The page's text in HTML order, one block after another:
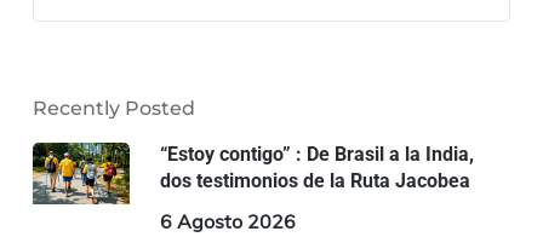
Recently Posted
“Estoy contigo” : De Brasil a la India,
dos testimonios de la Ruta Jacobea
6 Agosto 2026